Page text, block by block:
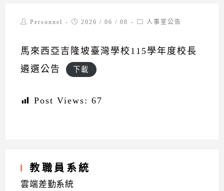
PostPersonnel
Post2026 / 06 / 08
Post人事室公告
馬來西亞吉隆坡臺灣學校115學年度校長
遴選公告
下載
Post Views: 67
教職員系統
雲端差勤系統